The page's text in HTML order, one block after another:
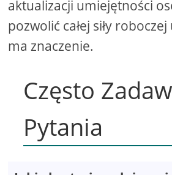
aktualizacji umiejętności
pozwolić całej siły
ma znaczenie.
Często
Pytania